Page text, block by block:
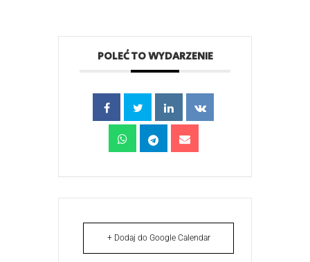
POLEĆ TO WYDARZENIE
+ Dodaj do Google Calendar